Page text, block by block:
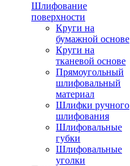
Шлифование
поверхности
Круги на
бумажной основе
Круги на
тканевой основе
Прямоугольный
шлифовальный
материал
Шлифки ручного
шлифования
Шлифовальные
губки
Шлифовальные
уголки